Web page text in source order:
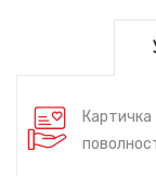
Картичка